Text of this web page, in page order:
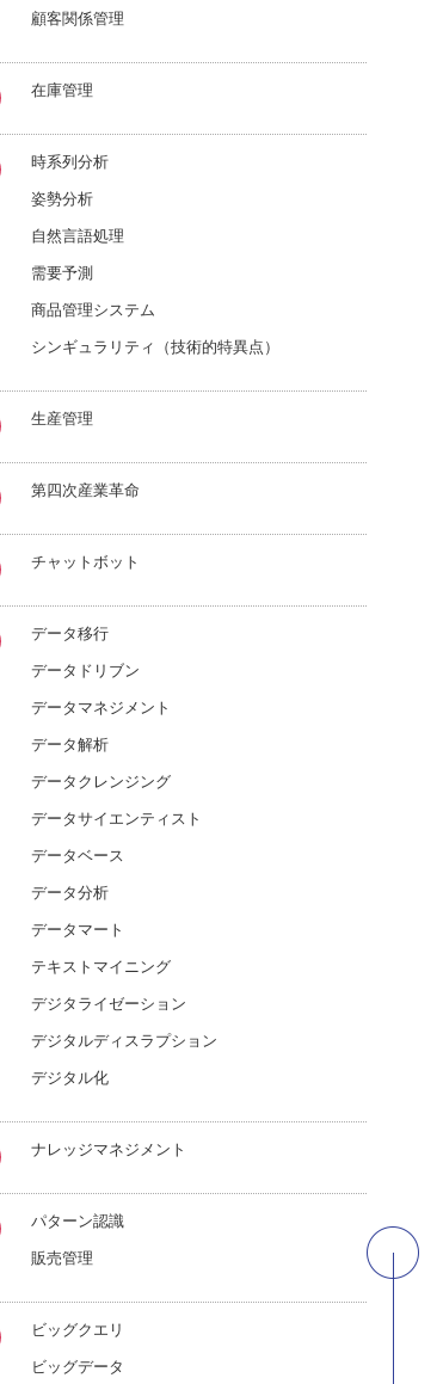
顧客関係管理
在庫管理
時系列分析
姿勢分析
自然言語処理
需要予測
商品管理システム
シンギュラリティ（技術的特異点）
生産管理
第四次産業革命
チャットボット
データ移行
データドリブン
データマネジメント
データ解析
データクレンジング
データサイエンティスト
データベース
データ分析
データマート
テキストマイニング
デジタライゼーション
デジタルディスラプション
デジタル化
ナレッジマネジメント
パターン認識
販売管理
ビッグクエリ
ビッグデータ